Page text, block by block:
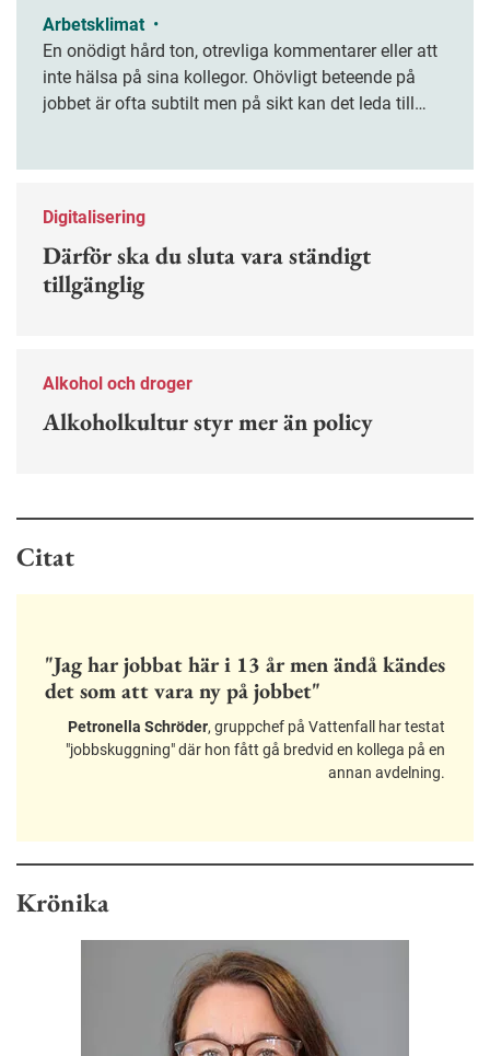
Arbetsklimat •
En onödigt hård ton, otrevliga kommentarer eller att
inte hälsa på sina kollegor. Ohövligt beteende på
jobbet är ofta subtilt men på sikt kan det leda till
Digitalisering
Därför ska du sluta vara ständigt
tillgänglig
Alkohol och droger
Alkoholkultur styr mer än policy
Citat
"Jag har jobbat här i 13 år men ändå kändes
det som att vara ny på jobbet"
Petronella Schröder, gruppchef på Vattenfall har testat
"jobbskuggning" där hon fått gå bredvid en kollega på en
annan avdelning.
Krönika